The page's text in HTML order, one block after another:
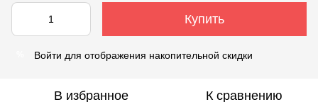
Купить
Войти для отображения накопительной скидки
В избранное К сравнению